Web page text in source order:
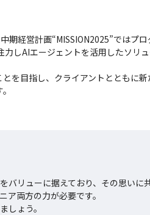
経営計画“MISSION2025”ではプ
しAIエージェントを活用したソリ
を目指し、クライアントとともに
バリューに据えており、その思い
両方の力が必要です。
しょう。